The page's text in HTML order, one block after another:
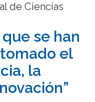
de Ciencias
se han
el
la